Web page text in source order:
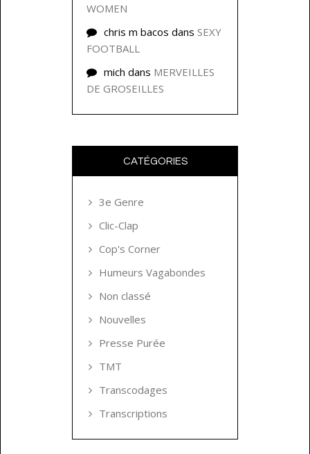
WOMEN
chris m bacos dans SEXY
FOOTBALL
mich dans MERVEILLES
DE GROSEILLES
CATÉGORIES
3e Genre
Clic-Clap
Cop's Corner
Humeurs Vagabondes
Non classé
Nouvelles
Presse Purée
TMT
Transcodages
Transcriptions